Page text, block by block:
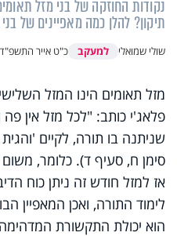
נקודות החוזקה של בני מזל
תיקון? להלן כמה מאפיינים של
שולי שמואלי למעקב כ"ט אייר התשפ"ד
מזל תאומים הינו המזל
פלאג'י כותב: "לכל מזל אין פה
שניתנה בו תורה, לקיים
סימן ח, סעיף ד). כלומר,
אז למזל חודש זה ניתן כוח
לימוד התורה, ואכן המאפיין
הוא יכולת התקשורת